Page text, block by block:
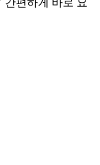
편하게 바로 요